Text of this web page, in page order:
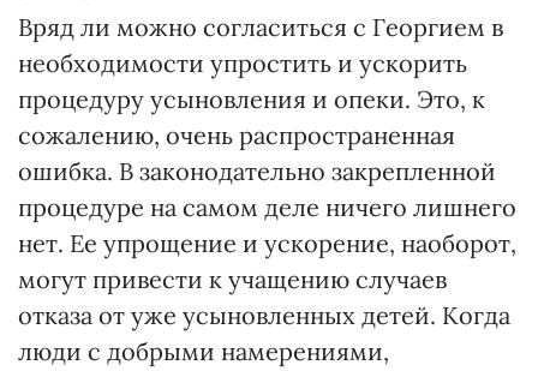
Вряд ли можно согласиться с Георгием в
необходимости упростить и ускорить
процедуру усыновления и опеки. Это, к
сожалению, очень распространенная
ошибка. В законодательно закрепленной
процедуре на самом деле ничего лишнего
нет. Ее упрощение и ускорение, наоборот,
могут привести к учащению случаев
отказа от уже усыновленных детей. Когда
люди с добрыми намерениями,